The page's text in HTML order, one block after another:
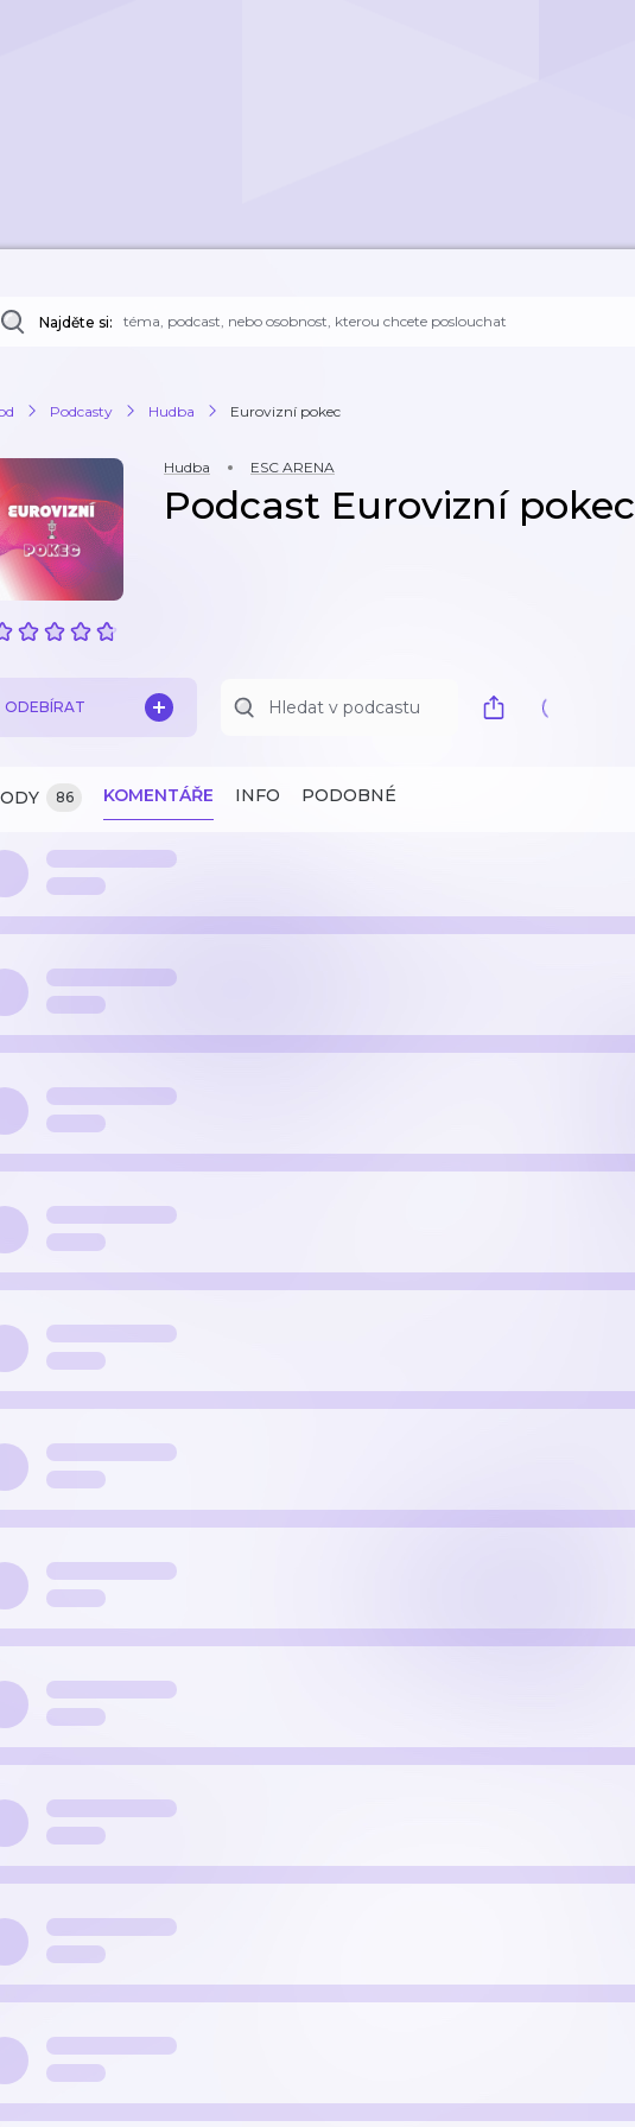
Najděte si:
Podcasty Hudba Eurovizní pokec
Hudba ESC ARENA
Podcast Eurovizní pokec
ODEBÍRAT
86 KOMENTÁŘE INFO PODOBNÉ